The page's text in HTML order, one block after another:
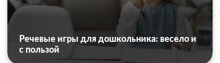
Речевые игры для дошкольника: весело и
с пользой